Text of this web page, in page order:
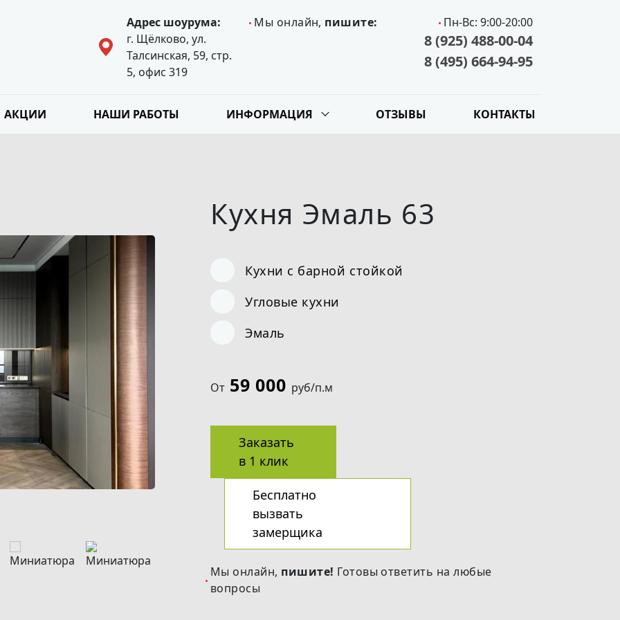
Адрес шоурума:
г. Щёлково, ул.
Талсинская, 59, стр.
5, офис 319
Мы онлайн, пишите: Пн-Вс: 9:00-20:00
8 (925) 488-00-04
8 (495) 664-94-95
АКЦИИ НАШИ РАБОТЫ ИНФОРМАЦИЯ ОТЗЫВЫ КОНТАКТЫ
Кухня Эмаль 63
Кухни с барной стойкой
Угловые кухни
Эмаль
От 59 000 руб/п.м
Заказать
в 1 клик
Бесплатно
вызвать
замерщика
Мы онлайн, пишите! Готовы ответить на любые
вопросы